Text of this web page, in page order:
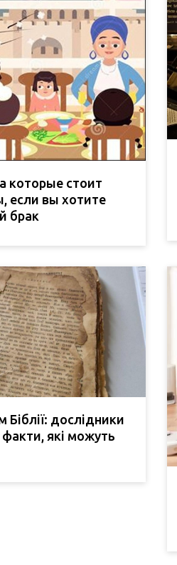
которые стоит
если вы хотите
брак
Біблії: дослідники
які можуть